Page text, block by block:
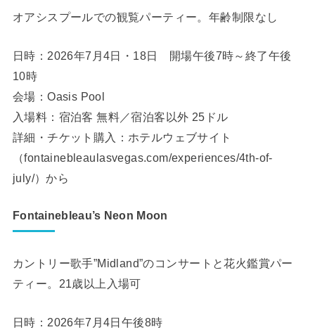
オアシスプールでの観覧パーティー。年齢制限なし
日時：2026年7月4日・18日 開場午後7時～終了午後
10時
会場：Oasis Pool
入場料：宿泊客 無料／宿泊客以外 25ドル
詳細・チケット購入：ホテルウェブサイト
（fontainebleaulasvegas.com/experiences/4th-of-
july/）から
Fontainebleau’s Neon Moon
カントリー歌手”Midland”のコンサートと花火鑑賞パー
ティー。21歳以上入場可
日時：2026年7月4日午後8時